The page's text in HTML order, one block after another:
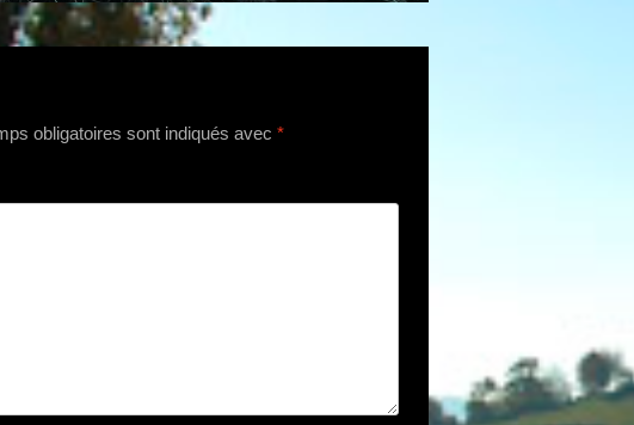
obligatoires sont indiqués avec *